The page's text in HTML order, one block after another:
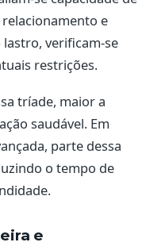
e
verificam-se
restrições.
tríade, maior a
saudável. Em
parte dessa
o tempo de
e